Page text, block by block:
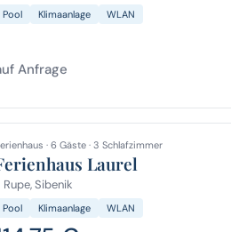
Pool Klimaanlage WLAN
Anfrage
· 6 Gäste · 3 Schlafzimmer
Laurel
Rupe, Sibenik
Pool Klimaanlage WLAN